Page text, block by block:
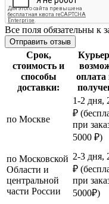
Все поля обязательны к
Срок,
стоимость и
способы
доставки:
оплата
по Москве
1-2 дня,
₽
при
5000 ₽)
по Московской
Области и
центральной
части России
2-3 дня,
₽
при
5000₽)